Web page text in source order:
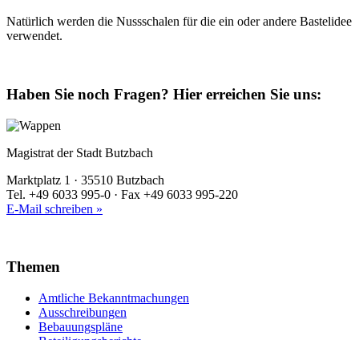
Natürlich werden die Nussschalen für die ein oder andere Bastelidee
verwendet.
Haben Sie noch Fragen? Hier erreichen Sie uns:
Magistrat der Stadt Butzbach
Marktplatz 1 · 35510 Butzbach
Tel. +49 6033 995-0 · Fax +49 6033 995-220
E-Mail schreiben »
Themen
Amtliche Bekanntmachungen
Ausschreibungen
Bebauungspläne